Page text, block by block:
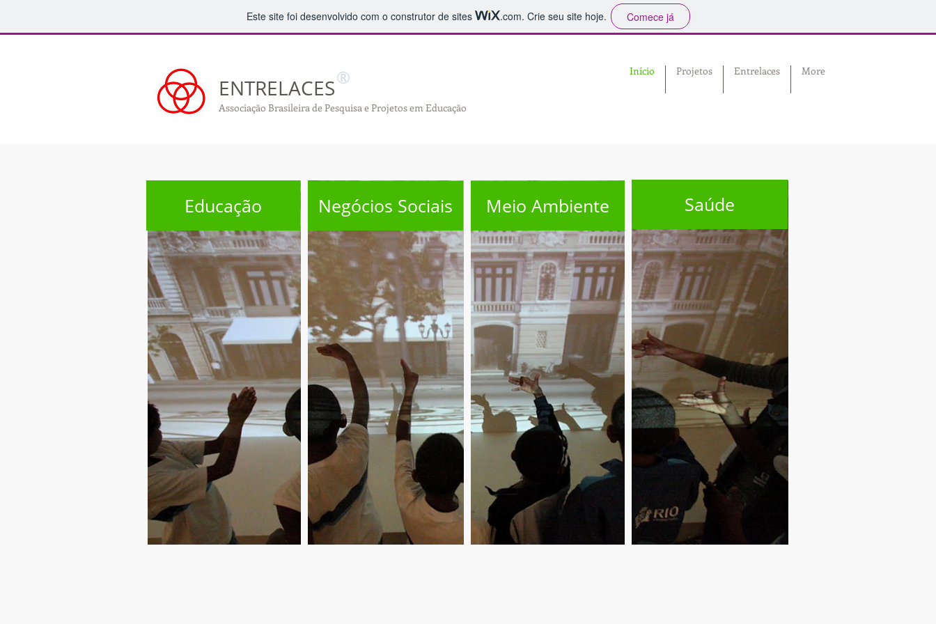
Este site foi desenvolvido com o construtor de sites .com. Crie seu site hoje. Comece já
ENTRELACES
Associação Brasileira de Pesquisa e Projetos em Educação
® Início Projetos Entrelaces More
Meio Ambiente Saúde
Negócios Sociais
Educação